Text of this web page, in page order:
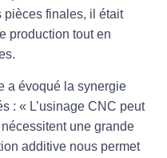
pièces finales, il était
production tout en
a évoqué la synergie
: « L’usinage CNC peut
une grande
additive nous permet